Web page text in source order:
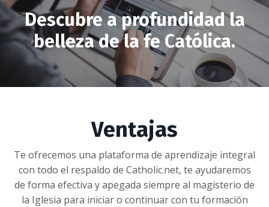
Descubre a profundidad la
belleza de la fe Católica.
Ventajas
Te ofrecemos una plataforma de aprendizaje integral
con todo el respaldo de Catholic.net, te ayudaremos
de forma efectiva y apegada siempre al magisterio de
la Iglesia para iniciar o continuar con tu formación